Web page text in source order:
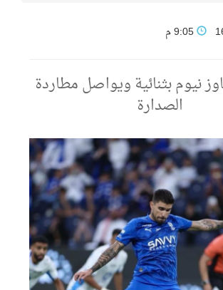
نيوم بثنائية ويواصل مطاردة
الصدارة